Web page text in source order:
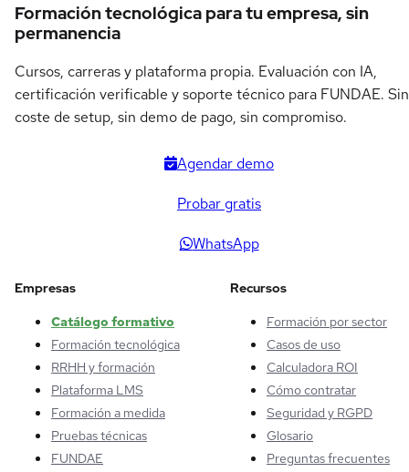
Formación tecnológica para tu empresa, sin
permanencia
Cursos, carreras y plataforma propia. Evaluación con IA,
certificación verificable y soporte técnico para FUNDAE. Sin
coste de setup, sin demo de pago, sin compromiso.
Agendar demo
Probar gratis
WhatsApp
Empresas
Catálogo formativo
Formación tecnológica
RRHH y formación
Plataforma LMS
Formación a medida
Pruebas técnicas
FUNDAE
Recursos
Formación por sector
Casos de uso
Calculadora ROI
Cómo contratar
Seguridad y RGPD
Glosario
Preguntas frecuentes